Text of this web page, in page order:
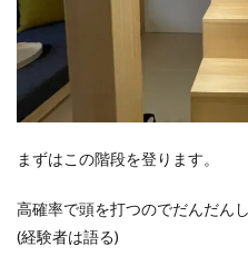
まずはこの階段を登ります。
高確率で頭を打つのでだんだん
(経験者は語る)